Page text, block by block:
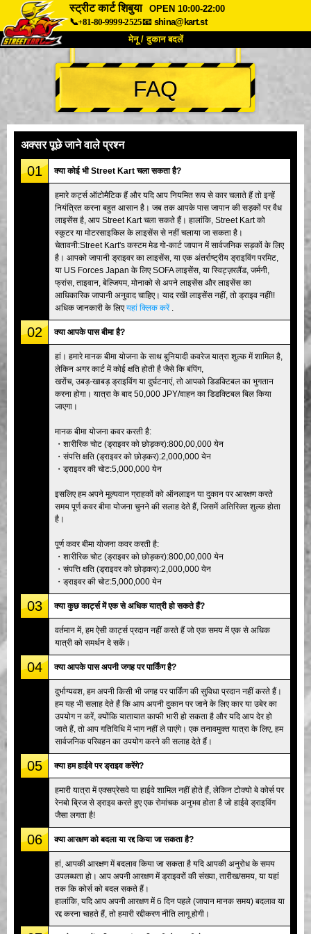
स्ट्रीट कार्ट शिबुया
OPEN 10:00-22:00
📞+81-80-9999-2525📧 shina@kart.st
मेनू / दुकान बदलें
TOP
हमारे बारे में विशेषताएँ कीमत
कंपनी
शाखा बदलें
टोक्यो शिनागावा #1 टोक्यो अकीहबारा#1
टोक्यो अकीहबारा#2 टोक्यो शिबुया
टोक्यो शिबुया एनेक्स टोक्यो बे
टोक्यो असाकुसा ओसाका
ओकिनावा
FAQ
अक्सर पूछे जाने वाले प्रश्न
01 क्या कोई भी Street Kart चला सकता है?
हमारे कर्ट्स ऑटोमैटिक हैं और यदि आप नियमित रूप से कार चलाते हैं तो इन्हें
नियंत्रित करना बहुत आसान है। जब तक आपके पास जापान की सड़कों पर वैध
लाइसेंस है, आप Street Kart चला सकते हैं। हालांकि, Street Kart को
स्कूटर या मोटरसाइकिल के लाइसेंस से नहीं चलाया जा सकता है।
चेतावनी:Street Kart's कस्टम मेड गो-कार्ट जापान में सार्वजनिक सड़कों के लिए
है। आपको जापानी ड्राइवर का लाइसेंस, या एक अंतर्राष्ट्रीय ड्राइविंग परमिट,
या US Forces Japan के लिए SOFA लाइसेंस, या स्विट्ज़रलैंड, जर्मनी,
फ्रांस, ताइवान, बेल्जियम, मोनाको से अपने लाइसेंस और लाइसेंस का
आधिकारिक जापानी अनुवाद चाहिए। याद रखें! लाइसेंस नहीं, तो ड्राइव नहीं!!
अधिक जानकारी के लिएयहां क्लिक करें.
02 क्या आपके पास बीमा है?
हां। हमारे मानक बीमा योजना के साथ बुनियादी कवरेज यात्रा शुल्क में शामिल है,
लेकिन अगर कार्ट में कोई क्षति होती है जैसे कि बंपिंग,
खरोंच, उबड़-खाबड़ ड्राइविंग या दुर्घटनाएं, तो आपको डिडक्टिबल का भुगतान
करना होगा। यात्रा के बाद 50,000 JPY/वाहन का डिडक्टिबल बिल किया
जाएगा।
मानक बीमा योजना कवर करती है:
・शारीरिक चोट (ड्राइवर को छोड़कर):800,00,000 येन
・संपत्ति क्षति (ड्राइवर को छोड़कर):2,000,000 येन
・ड्राइवर की चोट:5,000,000 येन
इसलिए हम अपने मूल्यवान ग्राहकों को ऑनलाइन या दुकान पर आरक्षण करते
समय पूर्ण कवर बीमा योजना चुनने की सलाह देते हैं, जिसमें अतिरिक्त शुल्क होता
है।
पूर्ण कवर बीमा योजना कवर करती है:
・शारीरिक चोट (ड्राइवर को छोड़कर):800,00,000 येन
・संपत्ति क्षति (ड्राइवर को छोड़कर):2,000,000 येन
・ड्राइवर की चोट:5,000,000 येन
03 क्या कुछ कार्ट्स में एक से अधिक यात्री हो सकते हैं?
वर्तमान में, हम ऐसी कार्ट्स प्रदान नहीं करते हैं जो एक समय में एक से अधिक
यात्री को समर्थन दे सकें।
04 क्या आपके पास अपनी जगह पर पार्किंग है?
दुर्भाग्यवश, हम अपनी किसी भी जगह पर पार्किंग की सुविधा प्रदान नहीं करते हैं।
हम यह भी सलाह देते हैं कि आप अपनी दुकान पर जाने के लिए कार या उबेर का
उपयोग न करें, क्योंकि यातायात काफी भारी हो सकता है और यदि आप देर हो
जाते हैं, तो आप गतिविधि में भाग नहीं ले पाएंगे। एक तनावमुक्त यात्रा के लिए, हम
सार्वजनिक परिवहन का उपयोग करने की सलाह देते हैं।
05 क्या हम हाईवे पर ड्राइव करेंगे?
हमारी यात्रा में एक्सप्रेसवे या हाईवे शामिल नहीं होते हैं, लेकिन टोक्यो बे कोर्स पर
रेनबो ब्रिज से ड्राइव करते हुए एक रोमांचक अनुभव होता है जो हाईवे ड्राइविंग
जैसा लगता है!
06 क्या आरक्षण को बदला या रद्द किया जा सकता है?
हां, आपकी आरक्षण में बदलाव किया जा सकता है यदि आपकी अनुरोध के समय
उपलब्धता हो। आप अपनी आरक्षण में ड्राइवरों की संख्या, तारीख/समय, या यहां
तक कि कोर्स को बदल सकते हैं।
हालांकि, यदि आप अपनी आरक्षण में 6 दिन पहले (जापान मानक समय) बदलाव या
रद्द करना चाहते हैं, तो हमारी रद्दीकरण नीति लागू होगी।